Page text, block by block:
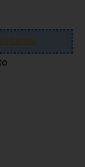
Come!